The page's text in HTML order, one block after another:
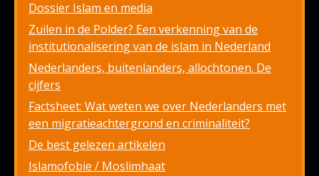
Dossier Islam en media
Zuilen in de Polder? Een verkenning van de
institutionalisering van de islam in Nederland
Nederlanders, buitenlanders, allochtonen. De
cijfers
Factsheet: Wat weten we over Nederlanders met
een migratieachtergrond en criminaliteit?
De best gelezen artikelen
Islamofobie / Moslimhaat